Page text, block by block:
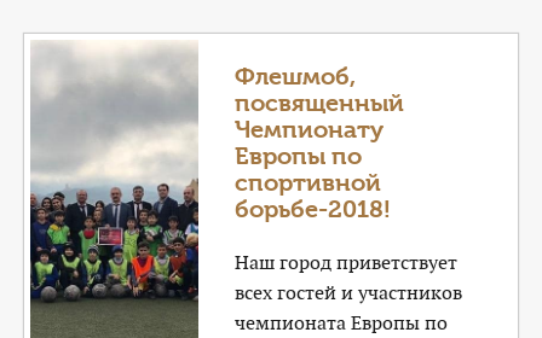
КАТАЛОГ УСЛУГ
СЛУЖБА ПО КОНТРАКТУ
Флешмоб,
посвященный
Чемпионату
Европы по
спортивной
борьбе-2018!
Наш город приветствует
всех гостей и участников
чемпионата Европы по